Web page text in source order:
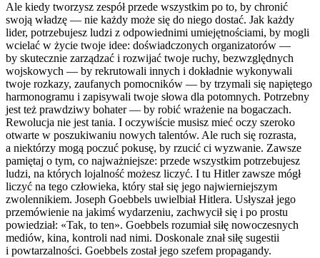
Ale kiedy tworzysz zespół przede wszystkim po to, by chronić
swoją władzę — nie każdy może się do niego dostać. Jak każdy
lider, potrzebujesz ludzi z odpowiednimi umiejętnościami, by mogli
wcielać w życie twoje idee: doświadczonych organizatorów —
by skutecznie zarządzać i rozwijać twoje ruchy, bezwzględnych
wojskowych — by rekrutowali innych i dokładnie wykonywali
twoje rozkazy, zaufanych pomocników — by trzymali się napiętego
harmonogramu i zapisywali twoje słowa dla potomnych. Potrzebny
jest też prawdziwy bohater — by robić wrażenie na bogaczach.
Rewolucja nie jest tania. I oczywiście musisz mieć oczy szeroko
otwarte w poszukiwaniu nowych talentów. Ale ruch się rozrasta,
a niektórzy mogą poczuć pokusę, by rzucić ci wyzwanie. Zawsze
pamiętaj o tym, co najważniejsze: przede wszystkim potrzebujesz
ludzi, na których lojalność możesz liczyć. I tu Hitler zawsze mógł
liczyć na tego człowieka, który stał się jego najwierniejszym
zwolennikiem. Joseph Goebbels uwielbiał Hitlera. Usłyszał jego
przemówienie na jakimś wydarzeniu, zachwycił się i po prostu
powiedział: «Tak, to ten». Goebbels rozumiał siłę nowoczesnych
mediów, kina, kontroli nad nimi. Doskonale znał siłę sugestii
i powtarzalności. Goebbels został jego szefem propagandy.